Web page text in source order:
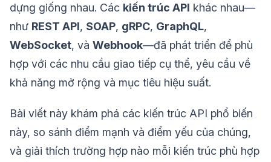
dựng giống nhau. Các kiến trúc API khác nhau—
như REST API, SOAP, gRPC, GraphQL,
WebSocket, và Webhook—đã phát triển để phù
hợp với các nhu cầu giao tiếp cụ thể, yêu cầu về
khả năng mở rộng và mục tiêu hiệu suất.
Bài viết này khám phá các kiến trúc API phổ biến
này, so sánh điểm mạnh và điểm yếu của chúng,
và giải thích trường hợp nào mỗi kiến trúc phù hợp